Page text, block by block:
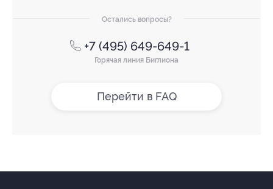
Остались вопросы?
+7 (495) 649-649-1
Горячая линия Биглиона
Перейти в FAQ